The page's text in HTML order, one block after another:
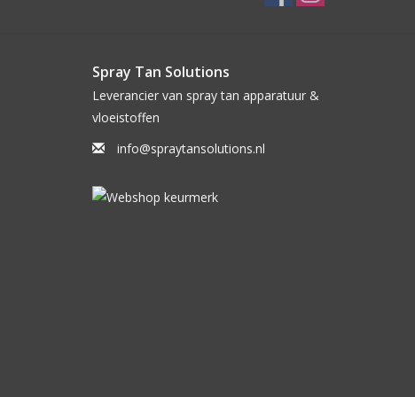
Spray Tan Solutions
Leverancier van spray tan apparatuur &
vloeistoffen
info@spraytansolutions.nl